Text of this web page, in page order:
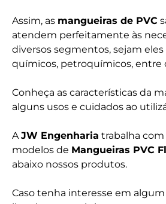
Assim, as mangueiras de PVC
atendem perfeitamente às
diversos segmentos, sejam
químicos, petroquímicos, entre
Conheça as características da
alguns usos e cuidados ao
AJW Engenharia trabalha
modelos de Mangueiras PVC
abaixo nossos produtos.
Caso tenha interesse em